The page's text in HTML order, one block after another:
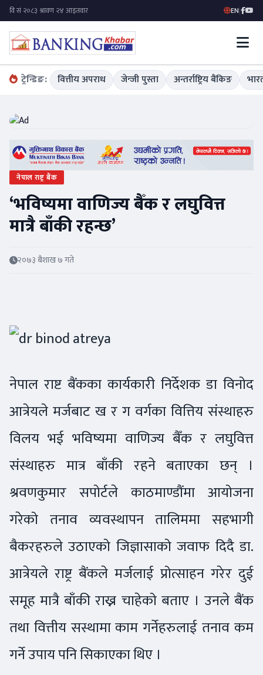
EN|
ट्रेन्डिङ: वित्तीय अपराध जेन्जी पुस्ता अन्तर्राष्ट्रिय बैंकिङ
नेपाल राष्ट्र बैंक
‘भविष्यमा वाणिज्य बैँक र लघुवित्त
मात्रै बाँकी रहन्छ’
२०७३ बैशाख ७ गते
नेपाल राष्ट बैंकका कार्यकारी निर्देशक डा विनोद
आत्रेयले मर्जबाट ख र ग वर्गका वित्तिय संस्थाहरु
विलय भई भविष्यमा वाणिज्य बैँक र लघुवित्त
संस्थाहरु मात्र बाँकी रहने बताएका छन् ।
श्रवणकुमार सपोर्टले काठमाण्डौंमा आयोजना
गरेको तनाव व्यवस्थापन तालिममा सहभागी
बैकरहरुले उठाएको जिज्ञासाको जवाफ दिदै डा.
आत्रेयले राष्ट्र बैंकले मर्जलाई प्रोत्साहन गरेर दुई
समूह मात्रै बाँकी राख्न चाहेको बताए । उनले बैंक
तथा वित्तीय सस्थामा काम गर्नेहरुलाई तनाव कम
गर्ने उपाय पनि सिकाएका थिए ।